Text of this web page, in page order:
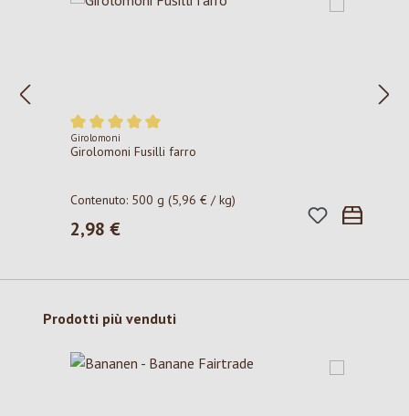
Valutazione media di 5 su 5 stelle
Girolomoni
Girolomoni Fusilli farro
Contenuto: 500 g(5,96 € / kg)
Prezzo normale:
2,98 €
Salta la galleria dei prodotti
Prodotti più venduti